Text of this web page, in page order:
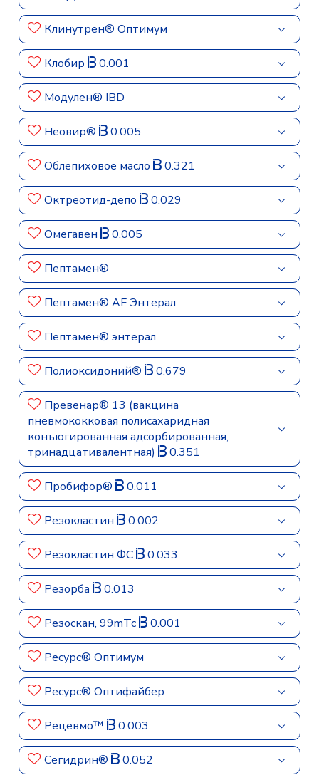
Клинутрен® Оптимум
Клобир 0.001
Модулен® IBD
Неовир® 0.005
Облепиховое масло 0.321
Октреотид-депо 0.029
Омегавен 0.005
Пептамен®
Пептамен® AF Энтерал
Пептамен® энтерал
Полиоксидоний® 0.679
Превенар® 13 (вакцина
пневмококковая полисахаридная
конъюгированная адсорбированная,
тринадцативалентная)
0.351
Пробифор® 0.011
Резокластин 0.002
Резокластин ФС 0.033
Резорба 0.013
Резоскан, 99mTc 0.001
Ресурс® Оптимум
Ресурс® Оптифайбер
Рецевмо™ 0.003
Сегидрин® 0.052